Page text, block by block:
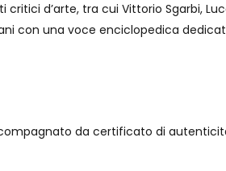
d’arte, tra cui Vittorio Sgarbi, Luca
con una voce enciclopedica
da certificato di